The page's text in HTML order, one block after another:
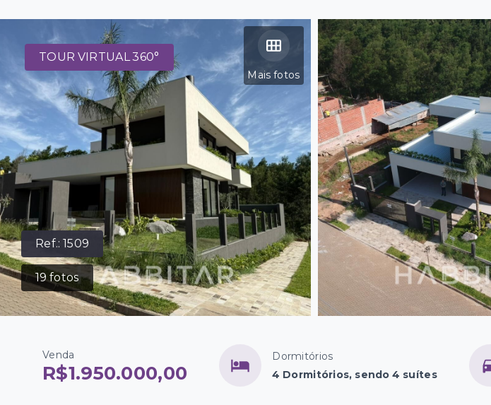
Ref.:1509
19fotos
Mais fotos
TOUR VIRTUAL 360°
Venda
R$1.950.000,00
Dormitórios
4 Dormitórios, sendo 4 suítes